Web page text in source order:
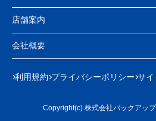
店舗案内
会社概要
利用規約 プライバシーポリシー サイ
Copyright(c) 株式会社バックアッ